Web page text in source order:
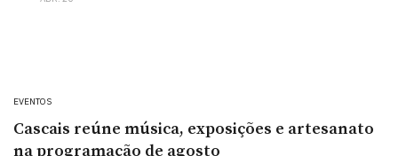
EVENTOS
Cascais reúne música, exposições e artesanato
na programação de agosto